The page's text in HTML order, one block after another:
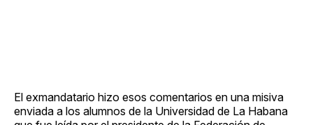
El exmandatario hizo esos comentarios en una misiva
enviada a los alumnos de la Universidad de La Habana